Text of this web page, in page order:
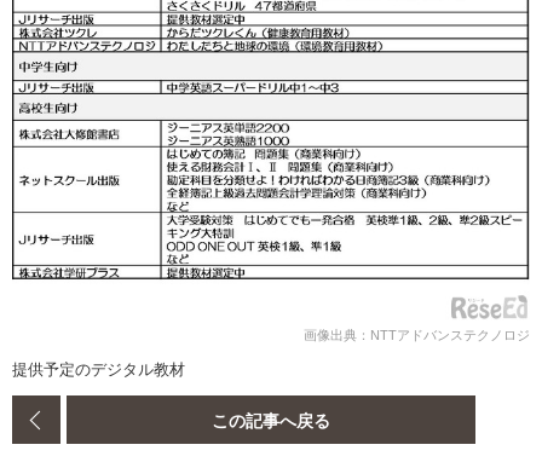
画像出典：NTTアドバンステクノロジ
提供予定のデジタル教材
この記事へ戻る